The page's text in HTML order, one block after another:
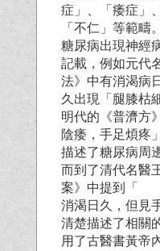
症」、「痿症」
「不仁」等範疇。
糖尿病出現神經
記載，例如元代
法》中有消渴病日
久出現「腿膝枯
明代的《普濟方
陰痿，手足煩疼
描述了糖尿病周
而到了清代名醫
案》中提到「
消渴日久，但見
清楚描述了相關
用了古醫書黃帝